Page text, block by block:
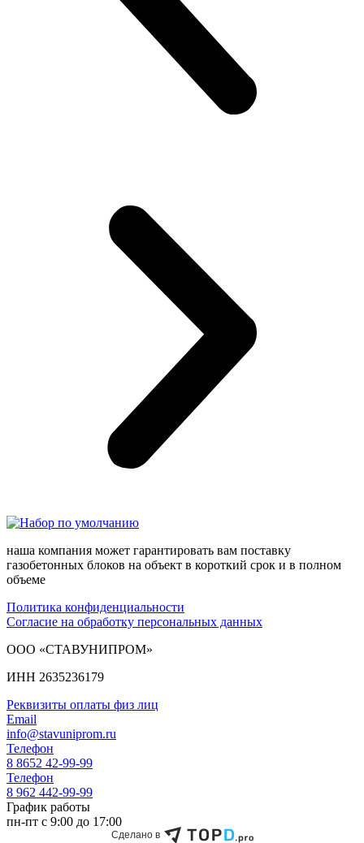
наша компания может гарантировать вам поставку
газобетонных блоков на объект в короткий срок и в полном
объеме
Политика конфиденциальности
Согласие на обработку персональных данных
ООО «СТАВУНИПРОМ»
ИНН 2635236179
Реквизиты оплаты физ лиц
Email
info@stavuniprom.ru
Телефон
8 8652 42-99-99
Телефон
8 962 442-99-99
График работы
пн-пт с 9:00 до 17:00
Сделано в